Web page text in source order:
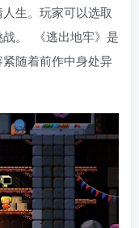
生。玩家可以选取
。 《逃出地牢》是
随着前作中身处异